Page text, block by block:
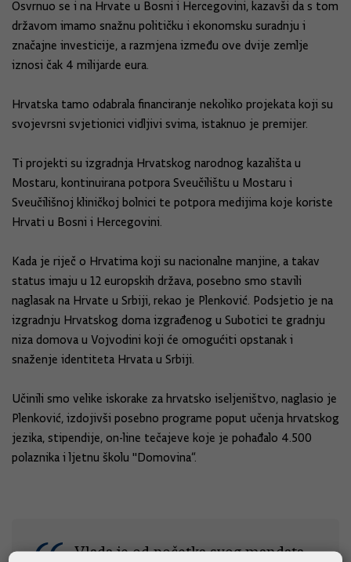
Osvrnuo se i na Hrvate u Bosni i Hercegovini, kazavši da s tom
državom imamo snažnu političku i ekonomsku suradnju i
značajne investicije, a razmjena između ove dvije zemlje
iznosi čak 4 milijarde eura.
Hrvatska tamo odabrala financiranje nekoliko projekata koji su
svojevrsni svjetionici vidljivi svima, istaknuo je premijer.
Ti projekti su izgradnja Hrvatskog narodnog kazališta u
Mostaru, kontinuirana potpora Sveučilištu u Mostaru i
Sveučilišnoj kliničkoj bolnici te potpora medijima koje koriste
Hrvati u Bosni i Hercegovini.
Kada je riječ o Hrvatima koji su nacionalne manjine, a takav
status imaju u 12 europskih država, posebno smo stavili
naglasak na Hrvate u Srbiji, rekao je Plenković. Podsjetio je na
izgradnju Hrvatskog doma izgrađenog u Subotici te gradnju
niza domova u Vojvodini koji će omogućiti opstanak i
snaženje identiteta Hrvata u Srbiji.
Učinili smo velike iskorake za hrvatsko iseljeništvo, naglasio je
Plenković, izdojivši posebno programe poput učenja hrvatskog
jezika, stipendije, on-line tečajeve koje je pohađalo 4.500
polaznika i ljetnu školu "Domovina“.
Vlada je od početka svog mandata